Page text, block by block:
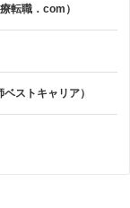
転職．com）
ストキャリア）